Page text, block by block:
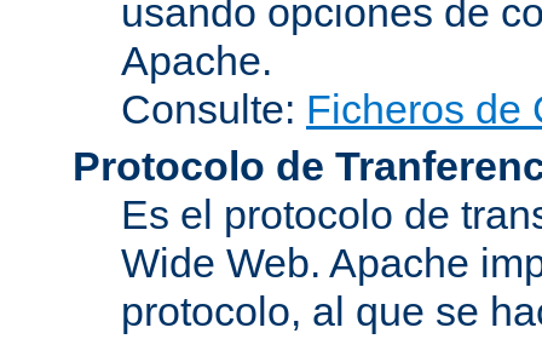
usando opciones de
Apache.
Consulte: Ficheros de
Protocolo de
Es el protocolo de
Wide Web. Apache
protocolo, al que se